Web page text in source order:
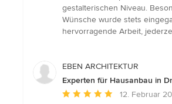
5
von
5
gestalterischen Niveau.
Wünsche wurde stets
hervorragende Arbeit,
EBEN ARCHITEKTUR
Experten für Hausanbau in
Durchschnittliche12. Februar